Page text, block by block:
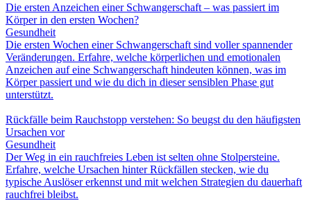
Die ersten Anzeichen einer Schwangerschaft – was passiert im
Körper in den ersten Wochen?
Gesundheit
Die ersten Wochen einer Schwangerschaft sind voller spannender
Veränderungen. Erfahre, welche körperlichen und emotionalen
Anzeichen auf eine Schwangerschaft hindeuten können, was im
Körper passiert und wie du dich in dieser sensiblen Phase gut
unterstützt.
Rückfälle beim Rauchstopp verstehen: So beugst du den häufigsten
Ursachen vor
Gesundheit
Der Weg in ein rauchfreies Leben ist selten ohne Stolpersteine.
Erfahre, welche Ursachen hinter Rückfällen stecken, wie du
typische Auslöser erkennst und mit welchen Strategien du dauerhaft
rauchfrei bleibst.